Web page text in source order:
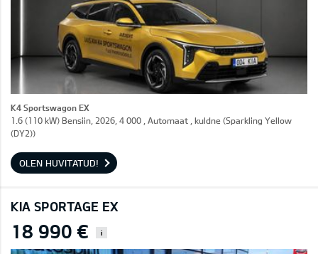
K4 Sportswagon EX
1.6 (110 kW) Bensiin, 2026, 4 000 , Automaat , kuldne (Sparkling Yellow
(DY2))
OLEN HUVITATUD!
KIA SPORTAGE EX
18 990 € i